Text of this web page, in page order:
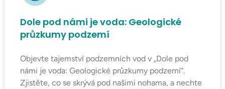
Dole pod námi je voda: Geologické
průzkumy podzemí
Objevte tajemství podzemních vod v „Dole pod
námi je voda: Geologické průzkumy podzemí“.
Zjistěte, co se skrývá pod našimi nohama, a nechte